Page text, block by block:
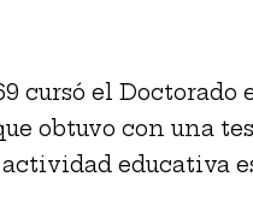
cursó el
obtuvo con una
actividad educativa